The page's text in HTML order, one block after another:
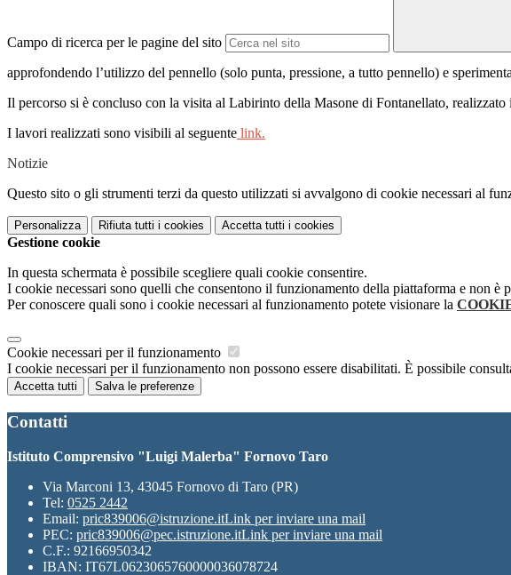
Campo di ricerca per le pagine del sito
approfondendo l’utilizzo del pennello (solo punta, pressione, a tutto pennello) e
Il percorso si è concluso con la visita al Labirinto della Masone di Fontanellato,
I lavori realizzati sono visibili al seguente link.
Notizie
Questo sito o gli strumenti terzi da questo utilizzati si avvalgono di cookie necessari al
Personalizza Rifiuta tutti i cookies Accetta tutti i cookies
Gestione cookie
In questa schermata è possibile scegliere quali cookie consentire.
I cookie necessari sono quelli che consentono il funzionamento della piattaforma e non è
Per conoscere quali sono i cookie necessari al funzionamento potete visionare la
Cookie necessari per il funzionamento
I cookie necessari per il funzionamento non possono essere disabilitati. È possibile
Accetta tutti Salva le preferenze
Contatti
Istituto Comprensivo "Luigi Malerba" Fornovo Taro
Via Marconi 13, 43045 Fornovo di Taro (PR)
Tel: 0525 2442
Email: pric839006@istruzione.itLink per inviare una mail
PEC: pric839006@pec.istruzione.itLink per inviare una mail
C.F.: 92166950342
IBAN: IT67L0623065760000036078724